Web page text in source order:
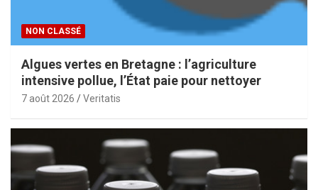
NON CLASSÉ
Algues vertes en Bretagne : l’agriculture
intensive pollue, l’État paie pour nettoyer
7 août 2026 Veritatis